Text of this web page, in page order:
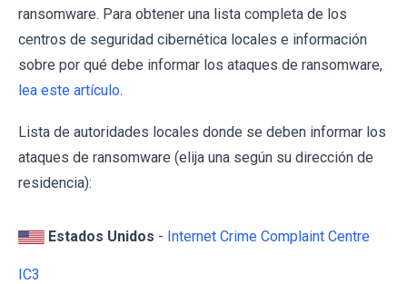
ransomware. Para obtener una lista completa de los
centros de seguridad cibernética locales e información
sobre por qué debe informar los ataques de ransomware,
lea este artículo.
Lista de autoridades locales donde se deben informar los
ataques de ransomware (elija una según su dirección de
residencia):
Estados Unidos - Internet Crime Complaint Centre
IC3